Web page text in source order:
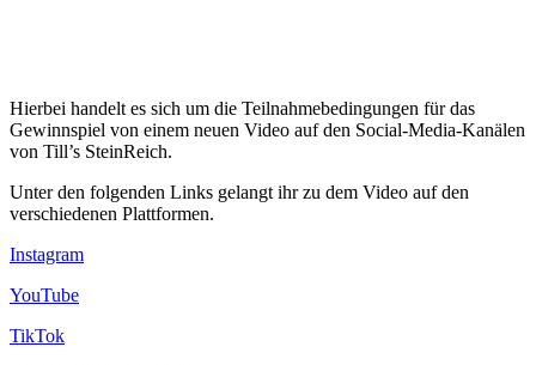
Hierbei handelt es sich um die Teilnahmebedingungen für das
Gewinnspiel von einem neuen Video auf den Social-Media-Kanälen
von Till’s SteinReich.
Unter den folgenden Links gelangt ihr zu dem Video auf den
verschiedenen Plattformen.
Instagram
YouTube
TikTok